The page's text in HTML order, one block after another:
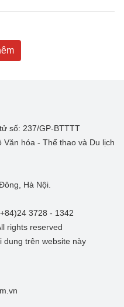
số: 237/GP-BTTTT
hóa - Thể thao và Du lịch
Hà Nội.
3728 - 1342
rights reserved
trên website này